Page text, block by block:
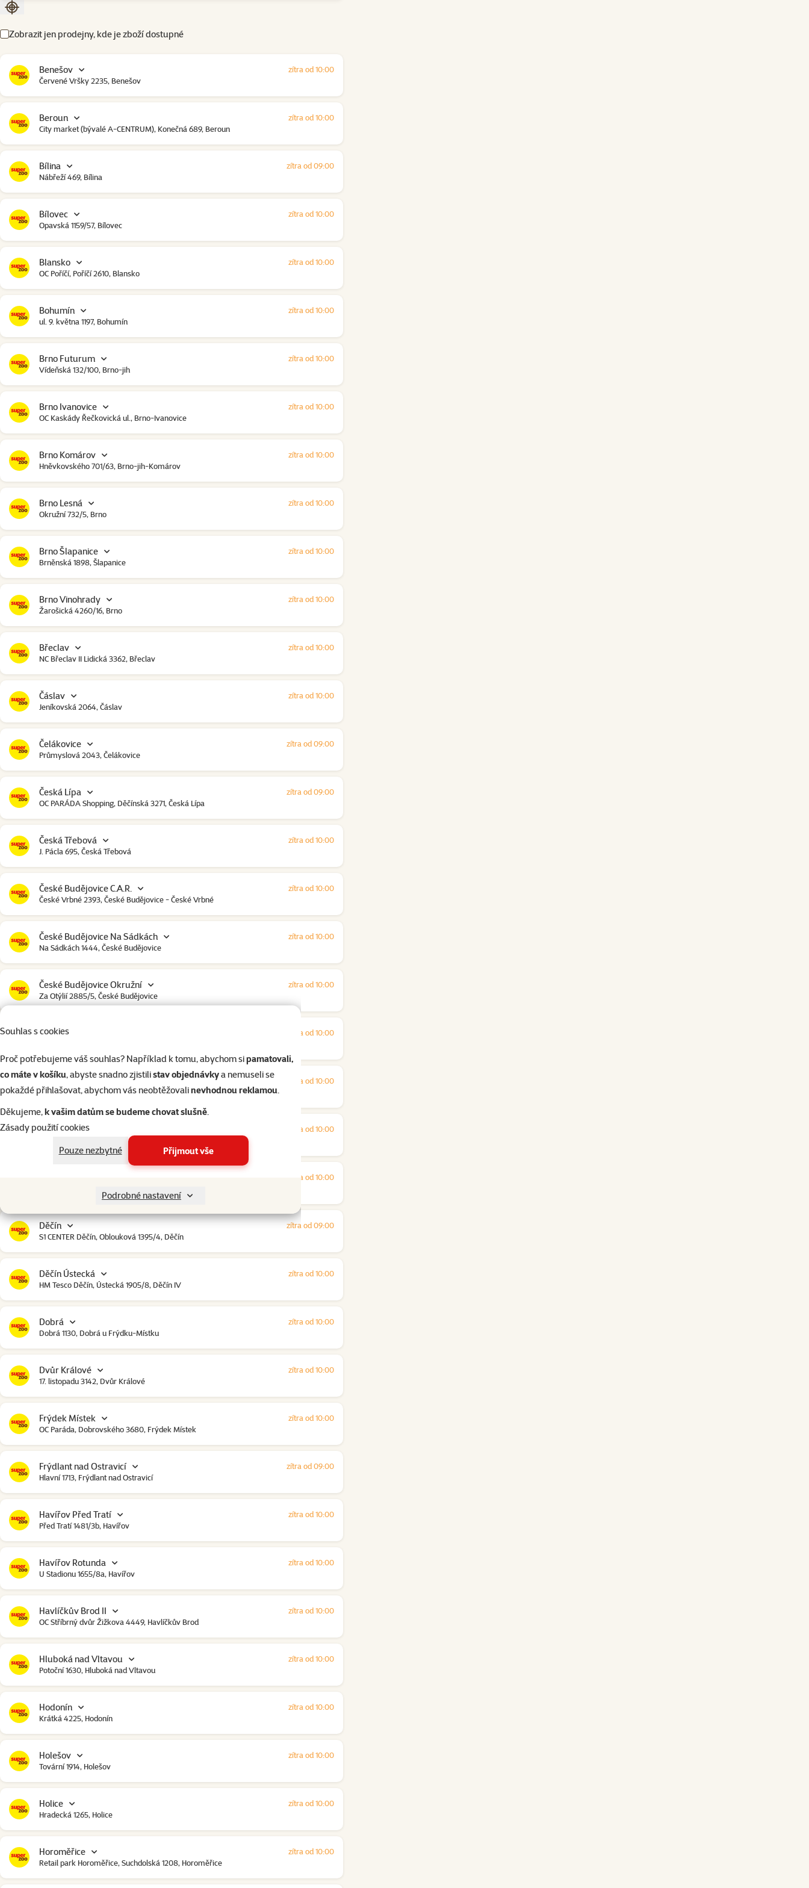
Souhlas s cookies
Proč potřebujeme váš souhlas? Například k tomu, abychom sipamatovali,
co máte v košíku, abyste snadno zjistilistav objednávkya nemuseli se
pokaždé přihlašovat, abychom vás neobtěžovalinevhodnou reklamou.
Děkujeme,k vašim datům se budeme chovat slušně.
Zásady použití cookies
Pouze nezbytné
Přijmout vše
Podrobné nastavení
Seřadit podle aktuální polohy
Zobrazit jen prodejny, kde je zboží dostupné
Benešov
Červené Vršky 2235, Benešov
zítra od 10:00
Beroun
City market (bývalé A-CENTRUM), Konečná 689, Beroun
zítra od 10:00
Bílina
Nábřeží 469, Bílina
zítra od 09:00
Bílovec
Opavská 1159/57, Bílovec
zítra od 10:00
Blansko
OC Poříčí, Poříčí 2610, Blansko
zítra od 10:00
Bohumín
ul. 9. května 1197, Bohumín
zítra od 10:00
Brno Futurum
Vídeňská 132/100, Brno-jih
zítra od 10:00
Brno Ivanovice
OC Kaskády Řečkovická ul., Brno-Ivanovice
zítra od 10:00
Brno Komárov
Hněvkovského 701/63, Brno-jih-Komárov
zítra od 10:00
Brno Lesná
Okružní 732/5, Brno
zítra od 10:00
Brno Šlapanice
Brněnská 1898, Šlapanice
zítra od 10:00
Brno Vinohrady
Žarošická 4260/16, Brno
zítra od 10:00
Břeclav
NC Břeclav II Lidická 3362, Břeclav
zítra od 10:00
Čáslav
Jeníkovská 2064, Čáslav
zítra od 10:00
Čelákovice
Průmyslová 2043, Čelákovice
zítra od 09:00
Česká Lípa
OC PARÁDA Shopping, Děčínská 3271, Česká Lípa
zítra od 09:00
Česká Třebová
J. Pácla 695, Česká Třebová
zítra od 10:00
České Budějovice C.A.R.
České Vrbné 2393, České Budějovice - České Vrbné
zítra od 10:00
České Budějovice Na Sádkách
Na Sádkách 1444, České Budějovice
zítra od 10:00
České Budějovice Okružní
Za Otýlií 2885/5, České Budějovice
zítra od 10:00
České Budějovice Strakonická zítra od 10:00
Český Krumlov
Urbinská 238, Český Krumlov
zítra od 10:00
Čestlice
Čestlice komerční zóna, U Makra 123, Čestlice
zítra od 10:00
zítra od 10:00
Děčín
S1 CENTER Děčín, Oblouková 1395/4, Děčín
zítra od 09:00
Děčín Ústecká
HM Tesco Děčín, Ústecká 1905/8, Děčín IV
zítra od 10:00
Dobrá
Dobrá 1130, Dobrá u Frýdku-Místku
zítra od 10:00
Dvůr Králové
17. listopadu 3142, Dvůr Králové
zítra od 10:00
Frýdek Místek
OC Paráda, Dobrovského 3680, Frýdek Místek
zítra od 10:00
Frýdlant nad Ostravicí
Hlavní 1713, Frýdlant nad Ostravicí
zítra od 09:00
Havířov Před Tratí
Před Tratí 1481/3b, Havířov
zítra od 10:00
Havířov Rotunda
U Stadionu 1655/8a, Havířov
zítra od 10:00
Havlíčkův Brod II
OC Stříbrný dvůr Žižkova 4449, Havlíčkův Brod
zítra od 10:00
Hluboká nad Vltavou
Potoční 1630, Hluboká nad Vltavou
zítra od 10:00
Hodonín
Krátká 4225, Hodonín
zítra od 10:00
Holešov
Tovární 1914, Holešov
zítra od 10:00
Holice
Hradecká 1265, Holice
zítra od 10:00
Horoměřice
Retail park Horoměřice, Suchdolská 1208, Horoměřice
zítra od 10:00